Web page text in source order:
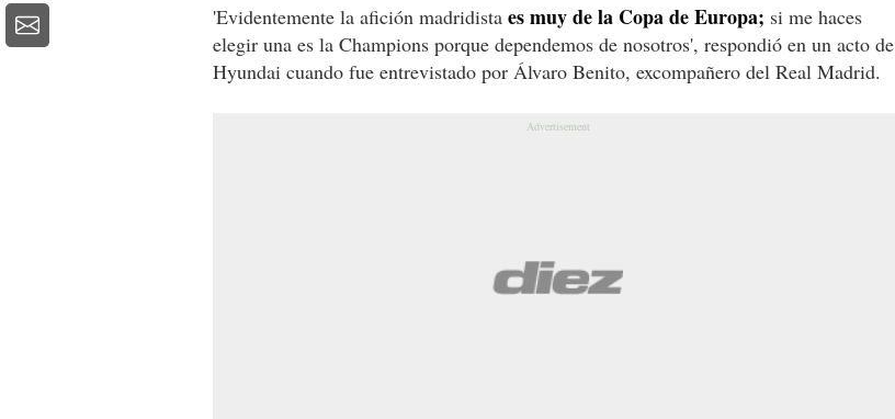
'Evidentemente la afición madridista es muy de la Copa de Europa; si me haces
elegir una es la Champions porque dependemos de nosotros', respondió en un acto de
Hyundai cuando fue entrevistado por Álvaro Benito, excompañero del Real Madrid.